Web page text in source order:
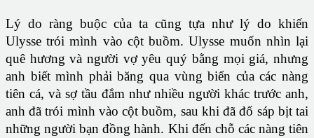
Lý do ràng buộc của ta cũng tựa như lý do khiến
Ulysse trói mình vào cột buồm. Ulysse muốn nhìn lại
quê hương và người vợ yêu quý bằng mọi giá, nhưng
anh biết mình phải băng qua vùng biển của các nàng
tiên cá, và sợ tầu đắm như nhiều người khác trước anh,
anh đã trói mình vào cột buồm, sau khi đã đổ sáp bịt tai
những người bạn đồng hành. Khi đến chỗ các nàng tiên